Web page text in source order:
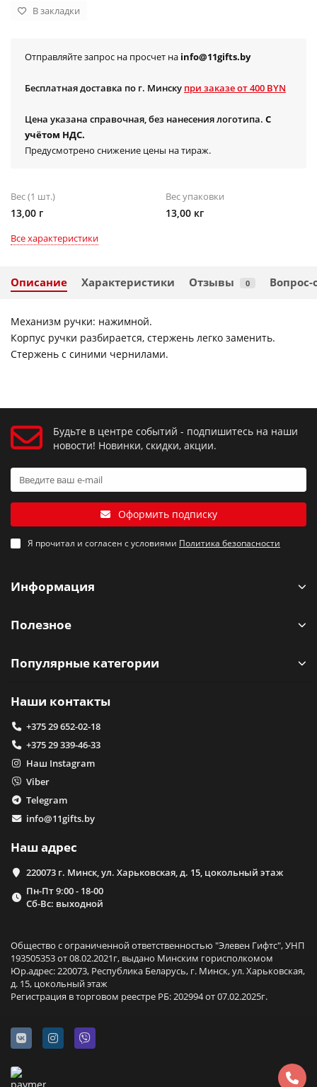
В закладки
Отправляйте запрос на просчет на info@11gifts.by
Бесплатная доставка по г. Минску при заказе от 400 BYN
Цена указана справочная, без нанесения логотипа. С
учётом НДС.
Предусмотрено снижение цены на тираж.
Вес (1 шт.)
13,00 г
Вес упаковки
13,00 кг
Все характеристики
Описание Характеристики Отзывы 0 Вопрос-
Механизм ручки: нажимной.
Корпус ручки разбирается, стержень легко заменить.
Стержень с синими чернилами.
Будьте в центре событий - подпишитесь на наши
новости! Новинки, скидки, акции.
Оформить подписку
Я прочитал и согласен с условиями Политика безопасности
Информация
Полезное
Популярные категории
Наши контакты
+375 29 652-02-18
+375 29 339-46-33
Наш Instagram
Viber
Telegram
info@11gifts.by
Наш адрес
220073 г. Минск, ул. Харьковская, д. 15, цокольный этаж
Пн-Пт 9:00 - 18-00
Сб-Вс: выходной
Общество с ограниченной ответственностью "Элевен Гифтс", УНП
193505353 от 08.02.2021г, выдано Минским горисполкомом
Юр.адрес: 220073, Республика Беларусь, г. Минск, ул. Харьковская,
д. 15, цокольный этаж
Регистрация в торговом реестре РБ: 202994 от 07.02.2025г.